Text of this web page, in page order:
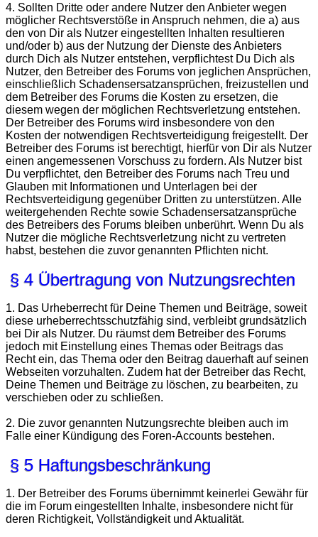
4. Sollten Dritte oder andere Nutzer den Anbieter wegen
möglicher Rechtsverstöße in Anspruch nehmen, die a) aus
den von Dir als Nutzer eingestellten Inhalten resultieren
und/oder b) aus der Nutzung der Dienste des Anbieters
durch Dich als Nutzer entstehen, verpflichtest Du Dich als
Nutzer, den Betreiber des Forums von jeglichen Ansprüchen,
einschließlich Schadensersatzansprüchen, freizustellen und
dem Betreiber des Forums die Kosten zu ersetzen, die
diesem wegen der möglichen Rechtsverletzung entstehen.
Der Betreiber des Forums wird insbesondere von den
Kosten der notwendigen Rechtsverteidigung freigestellt. Der
Betreiber des Forums ist berechtigt, hierfür von Dir als Nutzer
einen angemessenen Vorschuss zu fordern. Als Nutzer bist
Du verpflichtet, den Betreiber des Forums nach Treu und
Glauben mit Informationen und Unterlagen bei der
Rechtsverteidigung gegenüber Dritten zu unterstützen. Alle
weitergehenden Rechte sowie Schadensersatzansprüche
des Betreibers des Forums bleiben unberührt. Wenn Du als
Nutzer die mögliche Rechtsverletzung nicht zu vertreten
habst, bestehen die zuvor genannten Pflichten nicht.
§ 4 Übertragung von Nutzungsrechten
1. Das Urheberrecht für Deine Themen und Beiträge, soweit
diese urheberrechtsschutzfähig sind, verbleibt grundsätzlich
bei Dir als Nutzer. Du räumst dem Betreiber des Forums
jedoch mit Einstellung eines Themas oder Beitrags das
Recht ein, das Thema oder den Beitrag dauerhaft auf seinen
Webseiten vorzuhalten. Zudem hat der Betreiber das Recht,
Deine Themen und Beiträge zu löschen, zu bearbeiten, zu
verschieben oder zu schließen.
2. Die zuvor genannten Nutzungsrechte bleiben auch im
Falle einer Kündigung des Foren-Accounts bestehen.
§ 5 Haftungsbeschränkung
1. Der Betreiber des Forums übernimmt keinerlei Gewähr für
die im Forum eingestellten Inhalte, insbesondere nicht für
deren Richtigkeit, Vollständigkeit und Aktualität.